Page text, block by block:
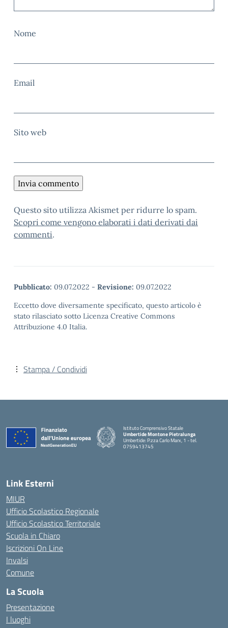
Nome
Email
Sito web
Questo sito utilizza Akismet per ridurre lo spam.
Scopri come vengono elaborati i dati derivati dai
commenti.
Pubblicato: 09.07.2022 - Revisione: 09.07.2022
Eccetto dove diversamente specificato, questo articolo è
stato rilasciato sotto Licenza Creative Commons
Attribuzione 4.0 Italia.
Stampa / Condividi
Istituto Comprensivo Statale
Umbertide Montone Pietralunga
Umbertide: P.zza Carlo Marx, 1 - tel.
0759413745
Link Esterni
MIUR
Ufficio Scolastico Regionale
Ufficio Scolastico Territoriale
Scuola in Chiaro
Iscrizioni On Line
Invalsi
Comune
La Scuola
Presentazione
I luoghi